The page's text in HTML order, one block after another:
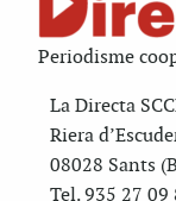
Periodisme
La Directa
Riera
08028 Sants
Tel. 935 27